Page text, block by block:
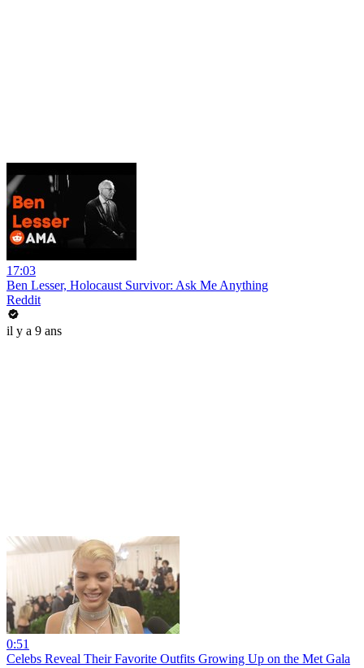
17:03
Ben Lesser, Holocaust Survivor: Ask Me Anything
Reddit
il y a 9 ans
0:51
Celebs Reveal Their Favorite Outfits Growing Up on the Met Gala